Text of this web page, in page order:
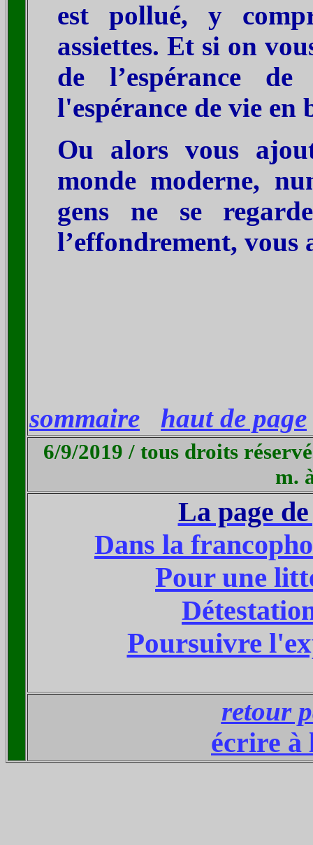
est pollué, y
assiettes. Et si on
de l’espérance
l'espérance de vie en
Ou alors vous
monde moderne,
gens ne se
l’effondrement, vous
sommaire haut de page
6/9/2019 / tous droits
m.
La page
Dans la
Pour une
Poursuivre
retour
écrire à